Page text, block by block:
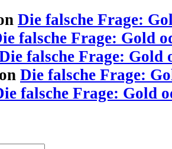
Die falsche Frage:
falsche Frage: Gold
falsche Frage: Gold
Die falsche Frage:
falsche Frage: Gold